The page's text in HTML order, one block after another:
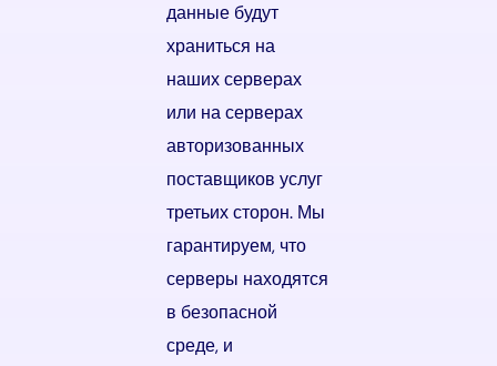
данные будут
храниться на
наших серверах
или на серверах
авторизованных
поставщиков услуг
третьих сторон. Мы
гарантируем, что
серверы находятся
в безопасной
среде, и